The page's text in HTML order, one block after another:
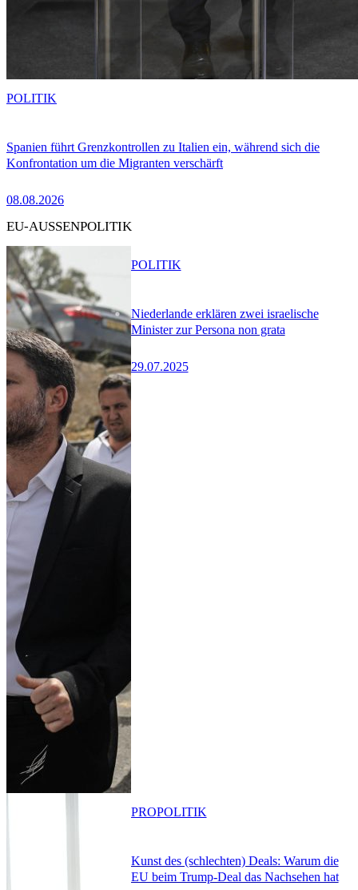
Spanien führt Grenzkontrollen zu Italien ein, während sich die
Konfrontation um die Migranten verschärft
08.08.2026
POLITIK
EU-AUSSENPOLITIK
Niederlande erklären zwei israelische
Minister zur Persona non grata
29.07.2025
POLITIK
Kunst des (schlechten) Deals: Warum die
EU beim Trump-Deal das Nachsehen hat
PROPOLITIK